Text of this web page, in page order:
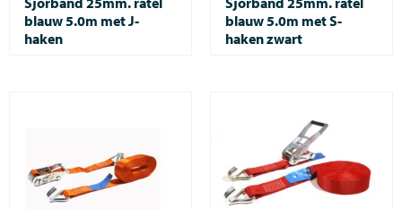
blauw 5.0m met J-
haken
blauw 5.0m met S-
haken zwart